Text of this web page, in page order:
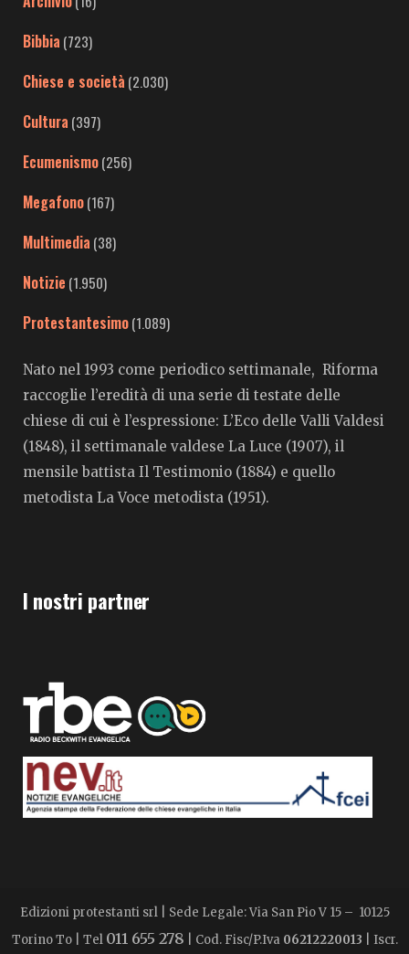
Bibbia (723)
Chiese e società (2.030)
Cultura (397)
Ecumenismo(256)
Megafono(167)
Multimedia (38)
Notizie (1.950)
Protestantesimo(1.089)
Nato nel 1993 come periodico settimanale, Riforma
raccoglie l’eredità di una serie di testate delle
chiese di cui è l’espressione: L’Eco delle Valli Valdesi
(1848), il settimanale valdese La Luce (1907), il
mensile battista Il Testimonio (1884) e quello
metodista La Voce metodista (1951).
I nostri partner
Edizioni protestanti srl | Sede Legale: Via San Pio V 15 – 10125
Torino To | Tel 011 655 278 | Cod. Fisc/P.Iva 06212220013 | Iscr.